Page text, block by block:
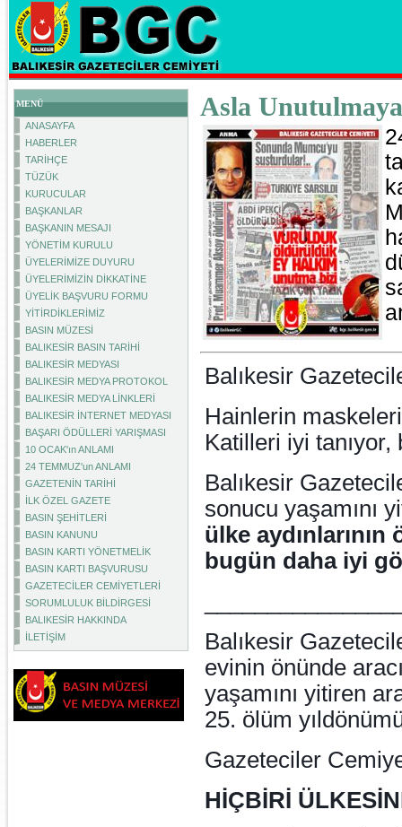
MENÜ
ANASAYFA
HABERLER
TARİHÇE
TÜZÜK
KURUCULAR
BAŞKANLAR
BAŞKANIN MESAJI
YÖNETİM KURULU
ÜYELERİMİZE DUYURU
ÜYELERİMİZİN DİKKATİNE
ÜYELİK BAŞVURU FORMU
YİTİRDİKLERİMİZ
BASIN MÜZESİ
BALIKESİR BASIN TARİHİ
BALIKESİR MEDYASI
BALIKESİR MEDYA PROTOKOL
BALIKESİR MEDYA LİNKLERİ
BALIKESİR İNTERNET MEDYASI
BAŞARI ÖDÜLLERİ YARIŞMASI
10 OCAK'ın ANLAMI
24 TEMMUZ'un ANLAMI
GAZETENİN TARİHİ
İLK ÖZEL GAZETE
BASIN ŞEHİTLERİ
BASIN KANUNU
BASIN KARTI YÖNETMELİK
BASIN KARTI BAŞVURUSU
GAZETECİLER CEMİYETLERİ
SORUMLULUK BİLDİRGESİ
BALIKESİR HAKKINDA
İLETİŞİM
Asla
Balıkesir
Hainlerin
Katilleri iyi tanıyor,
Balıkesir
sonucu yaşamını
ülke
bugün daha iyi
Balıkesir
evinin önünde
yaşamını yitiren
25. ölüm
Gazeteciler
HİÇBİRİ